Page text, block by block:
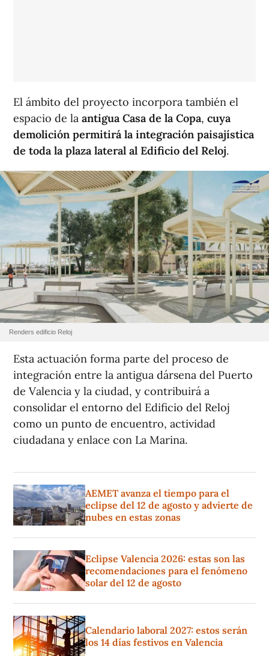
El ámbito del proyecto incorpora también el
espacio de la antigua Casa de la Copa, cuya
demolición permitirá la integración paisajística
de toda la plaza lateral al Edificio del Reloj.
Renders edificio Reloj
Esta actuación forma parte del proceso de
integración entre la antigua dársena del Puerto
de Valencia y la ciudad, y contribuirá a
consolidar el entorno del Edificio del Reloj
como un punto de encuentro, actividad
ciudadana y enlace con La Marina.
AEMET avanza el tiempo para el
eclipse del 12 de agosto y advierte de
nubes en estas zonas
Eclipse Valencia 2026: estas son las
recomendaciones para el fenómeno
solar del 12 de agosto
Calendario laboral 2027: estos serán
los 14 días festivos en Valencia